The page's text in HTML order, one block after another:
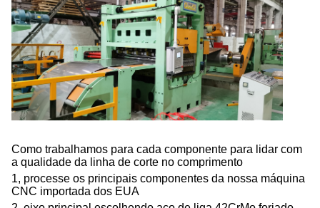
Como trabalhamos para cada componente para lidar com
a qualidade da linha de corte no comprimento
1, processe os principais componentes da nossa máquina
CNC importada dos EUA